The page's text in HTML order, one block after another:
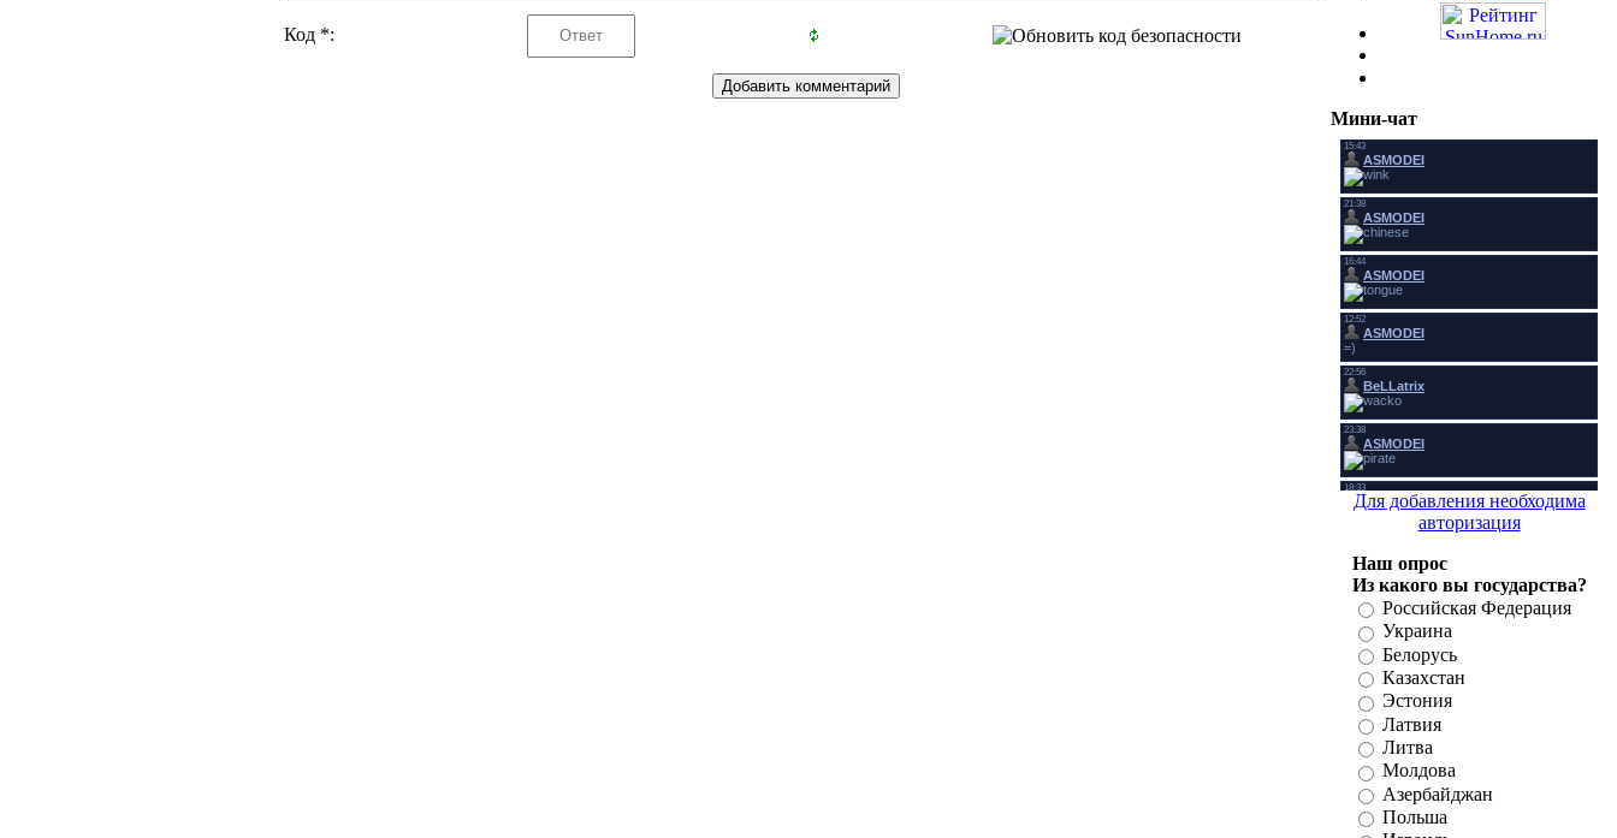
Код *:
Мини-чат
Для добавления необходима
авторизация
Наш опрос
Из какого вы государства?
Российская Федерация
Украина
Белорусь
Казахстан
Эстония
Латвия
Литва
Молдова
Азербайджан
Польша